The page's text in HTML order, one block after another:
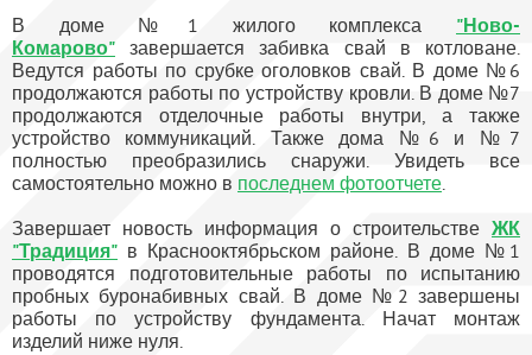
В доме №1 жилого комплекса "Ново-
Комарово" завершается забивка свай в котловане.
Ведутся работы по срубке оголовков свай. В доме №6
продолжаются работы по устройству кровли. В доме №7
продолжаются отделочные работы внутри, а также
устройство коммуникаций. Также дома №6 и №7
полностью преобразились снаружи. Увидеть все
самостоятельно можно в последнем фотоотчете.
Завершает новость информация о строительстве ЖК
"Традиция" в Краснооктябрьском районе. В доме №1
проводятся подготовительные работы по испытанию
пробных буронабивных свай. В доме №2 завершены
работы по устройству фундамента. Начат монтаж
изделий ниже нуля.